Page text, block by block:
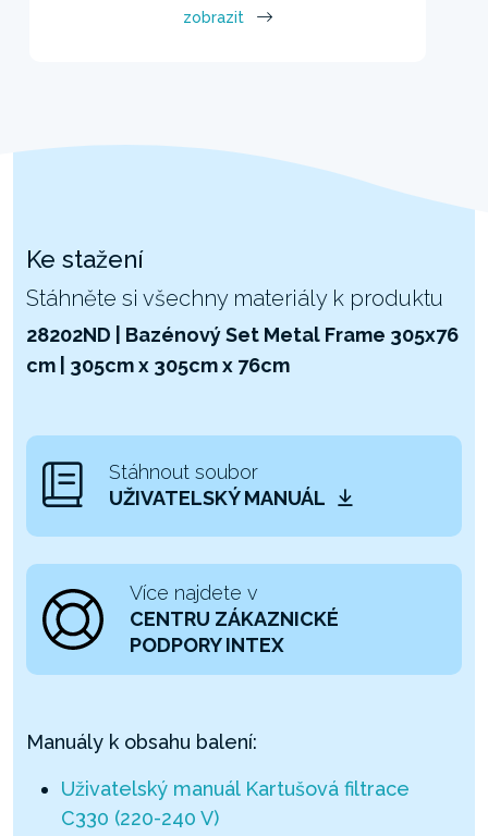
zobrazit
Ke stažení
Stáhněte si všechny materiály k produktu
28202ND | Bazénový Set Metal Frame 305x76
cm | 305cm x 305cm x 76cm
Stáhnout soubor
UŽIVATELSKÝ MANUÁL
Více najdete v
CENTRU ZÁKAZNICKÉ
PODPORY INTEX
Manuály k obsahu balení:
Uživatelský manuál Kartušová filtrace
C330 (220-240 V)